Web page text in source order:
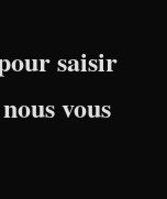
saisir
vous